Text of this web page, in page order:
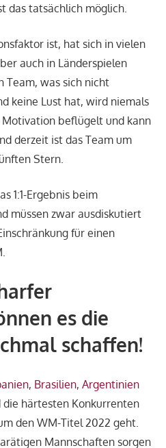
das tatsächlich möglich.
ist, hat sich in vielen
auch in Länderspielen
Team, was sich nicht
keine Lust hat, wird niemals
beflügelt und kann
derzeit ist das Team um
Stern.
1:1-Ergebnis beim
müssen zwar ausdiskutiert
für einen
es die
schaffen!
, Brasilien, Argentinien
härtesten Konkurrenten
den WM-Titel 2022 geht.
Mannschaften sorgen